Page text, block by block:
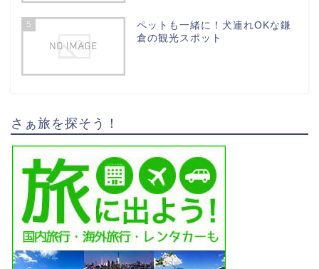
5
ペットも一緒に！犬連れOKな鎌
倉の観光スポット
さぁ旅を探そう！